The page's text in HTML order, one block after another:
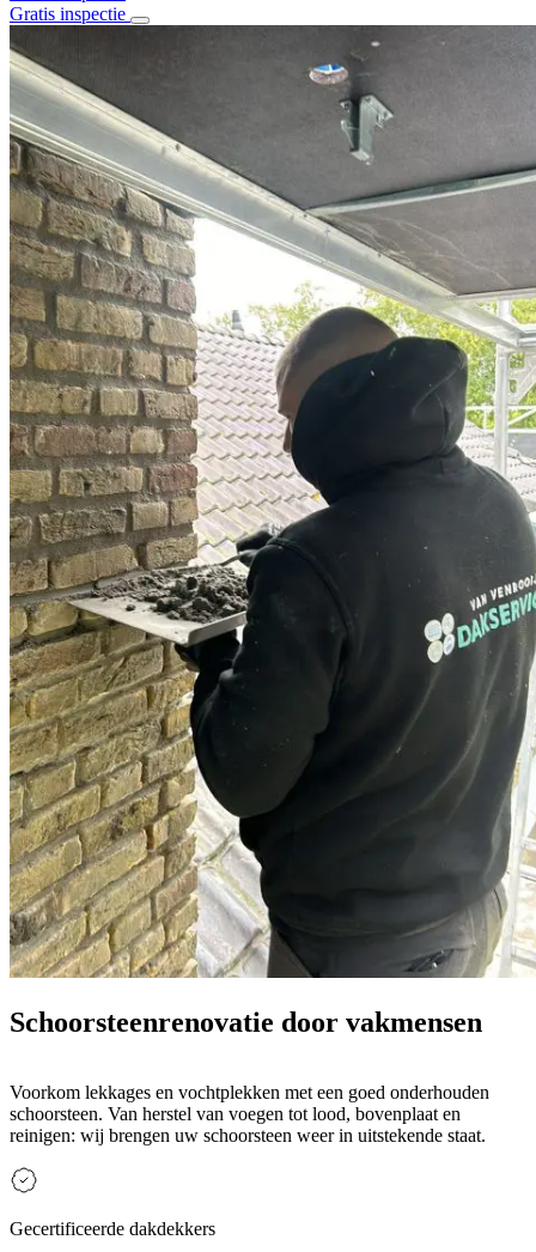
Gratis inspectie
Over ons
Diensten
Alle diensten
Daklekkage
Dakrenovatie
Stormschade
Dakisolatie
Dak en goot reiniging
Schoorsteenrenovatie
Bitumen daken
Pannen daken
Projecten
Contact
Schoorsteenrenovatie door vakmensen
Voorkom lekkages en vochtplekken met een goed onderhouden
schoorsteen. Van herstel van voegen tot lood, bovenplaat en
reinigen: wij brengen uw schoorsteen weer in uitstekende staat.
Gecertificeerde dakdekkers